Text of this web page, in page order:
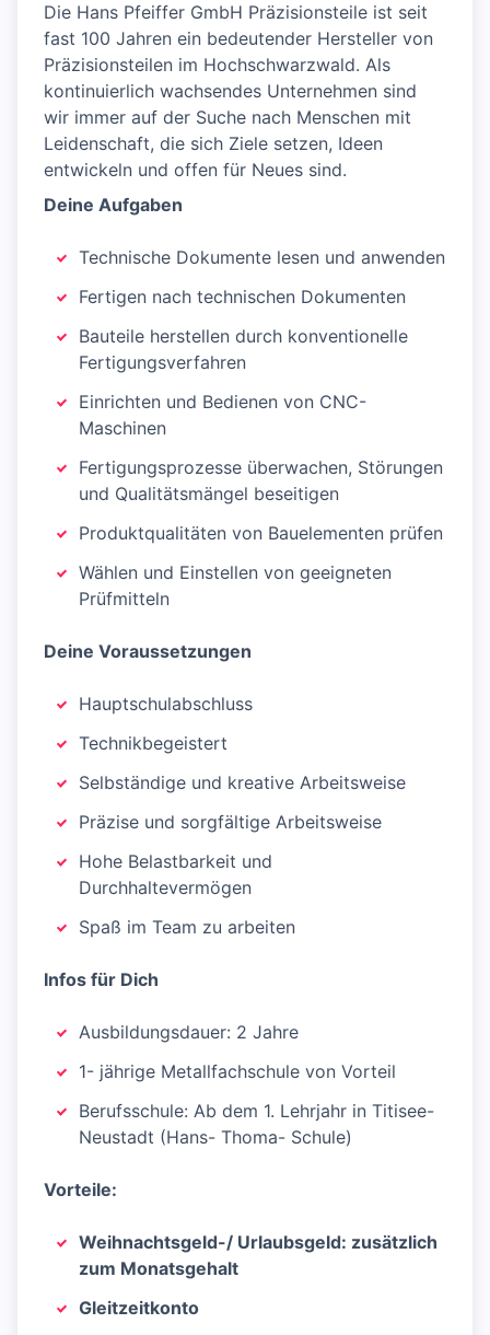
Die Hans Pfeiffer GmbH Präzisionsteile ist seit
fast 100 Jahren ein bedeutender Hersteller von
Präzisionsteilen im Hochschwarzwald. Als
kontinuierlich wachsendes Unternehmen sind
wir immer auf der Suche nach Menschen mit
Leidenschaft, die sich Ziele setzen, Ideen
entwickeln und offen für Neues sind.
Deine Aufgaben
Technische Dokumente lesen und anwenden
Fertigen nach technischen Dokumenten
Bauteile herstellen durch konventionelle
Fertigungsverfahren
Einrichten und Bedienen von CNC-
Maschinen
Fertigungsprozesse überwachen, Störungen
und Qualitätsmängel beseitigen
Produktqualitäten von Bauelementen prüfen
Wählen und Einstellen von geeigneten
Prüfmitteln
Deine Voraussetzungen
Hauptschulabschluss
Technikbegeistert
Selbständige und kreative Arbeitsweise
Präzise und sorgfältige Arbeitsweise
Hohe Belastbarkeit und
Durchhaltevermögen
Spaß im Team zu arbeiten
Infos für Dich
Ausbildungsdauer: 2 Jahre
1- jährige Metallfachschule von Vorteil
Berufsschule: Ab dem 1. Lehrjahr in Titisee-
Neustadt (Hans- Thoma- Schule)
Vorteile:
Weihnachtsgeld-/ Urlaubsgeld: zusätzlich
zum Monatsgehalt
Gleitzeitkonto